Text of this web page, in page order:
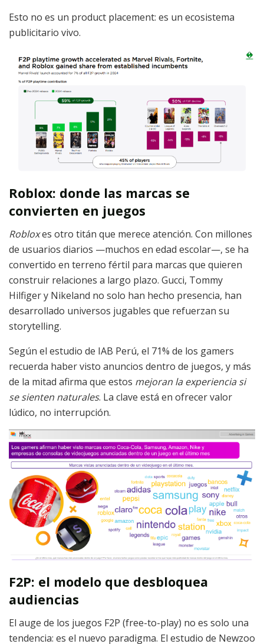
Esto no es un product placement: es un ecosistema
publicitario vivo.
Roblox: donde las marcas se
convierten en juegos
Robloxes otro titán que merece atención. Con millones
de usuarios diarios —muchos en edad escolar—, se ha
convertido en terreno fértil para marcas que quieren
construir relaciones a largo plazo. Gucci, Tommy
Hilfiger y Nikeland no solo han hecho presencia, han
desarrollado universos jugables que refuerzan su
storytelling.
Según el estudio de IAB Perú, el 71% de los gamers
recuerda haber visto anuncios dentro de juegos, y más
de la mitad afirma que estos mejoran la experiencia si
se sienten naturales. La clave está en ofrecer valor
lúdico, no interrupción.
F2P: el modelo que desbloquea
audiencias
El auge de los juegos F2P (free-to-play) no es solo una
tendencia: es el nuevo paradigma. El estudio de Newzoo